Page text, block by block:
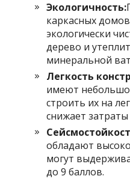
Экологичность:
каркасных
экологически
дерево и
минеральной
Легкость
имеют
строить их на
снижает
обладают
могут
до 9 баллов.